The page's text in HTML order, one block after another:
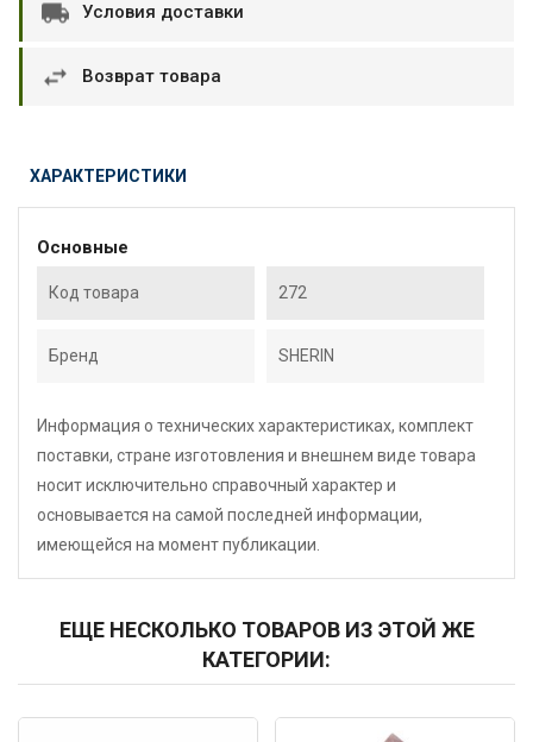
Условия доставки
Возврат товара
ХАРАКТЕРИСТИКИ
Основные
Код товара 272
Бренд SHERIN
Информация о технических характеристиках, комплект
поставки, стране изготовления и внешнем виде товара
носит исключительно справочный характер и
основывается на самой последней информации,
имеющейся на момент публикации.
ЕЩЕ НЕСКОЛЬКО ТОВАРОВ ИЗ ЭТОЙ ЖЕ
КАТЕГОРИИ: